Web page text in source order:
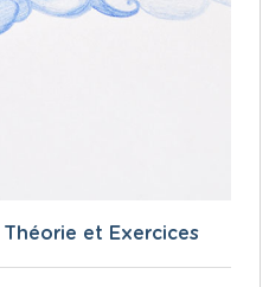
et Exercices